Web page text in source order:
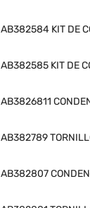
AB382584 KIT DE
AB382585 KIT DE
AB3826811
AB382789
AB382807